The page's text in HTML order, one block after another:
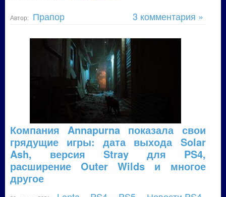
Автор: Прапор 3 комментария »
Компания Annapurna показала свои
грядущие игры: дата выхода Solar
Ash, версия Stray для PS4,
расширение Outer Wilds и многое
другое